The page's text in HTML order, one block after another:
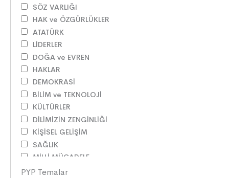
SÖZ VARLIĞI
HAK ve ÖZGÜRLÜKLER
ATATÜRK
LİDERLER
DOĞA ve EVREN
HAKLAR
DEMOKRASİ
BİLİM ve TEKNOLOJİ
KÜLTÜRLER
DİLİMİZİN ZENGİNLİĞİ
KİŞİSEL GELİŞİM
SAĞLIK
MİLLİ MÜCADELE
OKUMA KÜLTÜRÜ
PYP Temalar